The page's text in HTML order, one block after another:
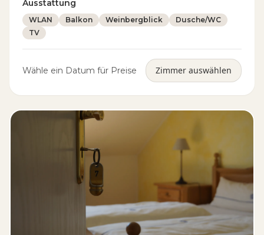
Ausstattung
WLAN Balkon Weinbergblick
Dusche/WC
TV
Wähle ein Datum für Preise Zimmer auswählen